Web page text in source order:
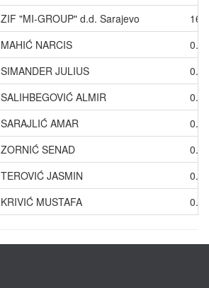
ZIF "MI-GROUP" d.d. Sarajevo
MAHIĆ NARCIS
SIMANDER JULIUS
SALIHBEGOVIĆ ALMIR
SARAJLIĆ AMAR
ZORNIĆ SENAD
TEROVIĆ JASMIN
KRIVIĆ MUSTAFA